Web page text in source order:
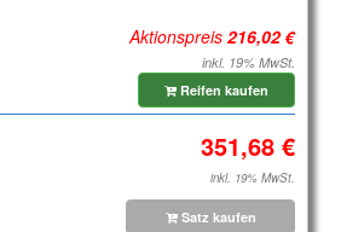
Aktionspreis
inkl. 19% MwSt.
Reifen kaufen
inkl. 19% MwSt.
Satz kaufen